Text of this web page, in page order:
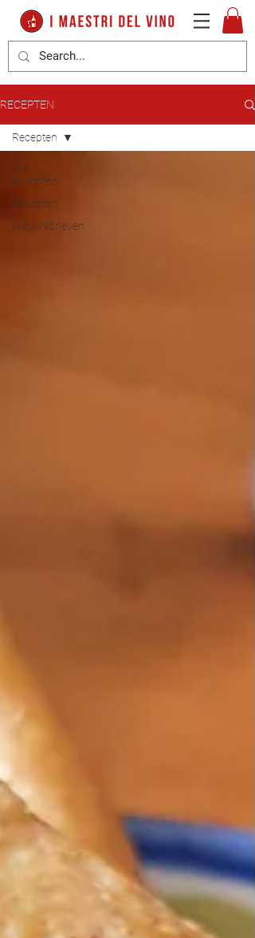
RECEPTEN
Alle
berichten
Recepten
Nieuwsbrieven
Recepten